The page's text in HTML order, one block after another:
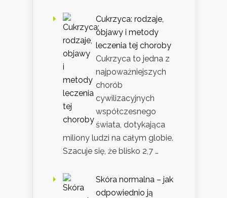
Cukrzyca: rodzaje,
objawy i metody
leczenia tej choroby
Cukrzyca to jedna z
najpoważniejszych
chorób
cywilizacyjnych
współczesnego
świata, dotykająca
miliony ludzi na całym globie.
Szacuje się, że blisko 2,7 …
Skóra normalna – jak
odpowiednio ją